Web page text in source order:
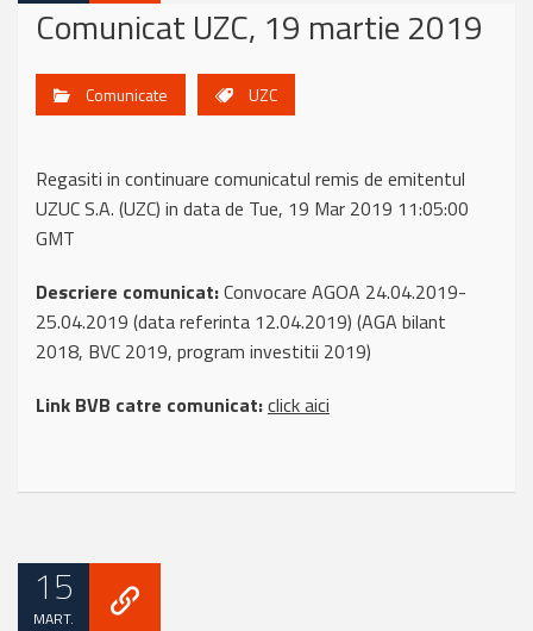
Comunicat UZC, 19 martie 2019
Comunicate UZC
Regasiti in continuare comunicatul remis de emitentul
UZUC S.A. (UZC) in data de Tue, 19 Mar 2019 11:05:00
GMT
Descriere comunicat:Convocare AGOA 24.04.2019-
25.04.2019 (data referinta 12.04.2019) (AGA bilant
2018, BVC 2019, program investitii 2019)
Link BVB catre comunicat:click aici
15
MART.